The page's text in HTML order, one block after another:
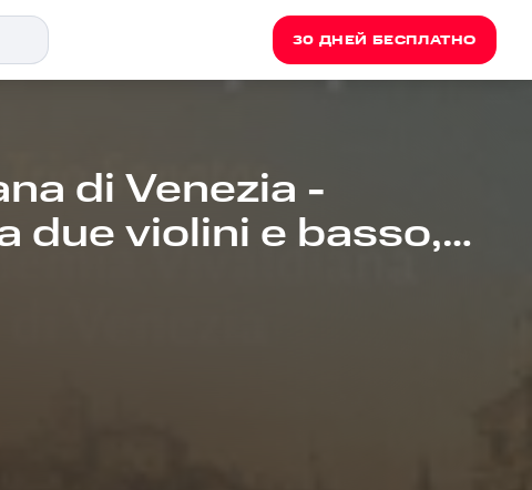
30 ДНЕЙ БЕСПЛАТНО
di Venezia -
due violini e basso,
II. Largo